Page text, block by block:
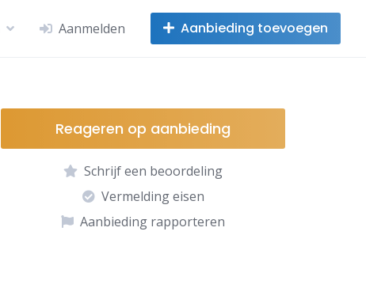
Aanmelden Aanbieding toevoegen
Reageren op aanbieding
Schrijf een beoordeling
Vermelding eisen
Aanbieding rapporteren